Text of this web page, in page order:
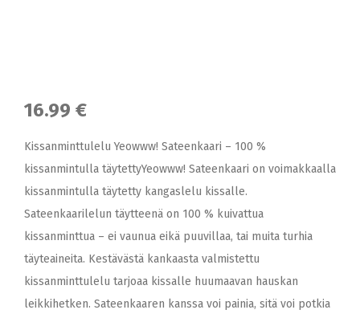
16.99 €
Kissanminttulelu Yeowww! Sateenkaari – 100 %
kissanmintulla täytettyYeowww! Sateenkaari on voimakkaalla
kissanmintulla täytetty kangaslelu kissalle.
Sateenkaarilelun täytteenä on 100 % kuivattua
kissanminttua – ei vaunua eikä puuvillaa, tai muita turhia
täyteaineita. Kestävästä kankaasta valmistettu
kissanminttulelu tarjoaa kissalle huumaavan hauskan
leikkihetken. Sateenkaaren kanssa voi painia, sitä voi potkia